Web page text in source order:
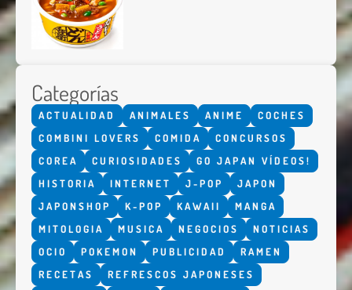
Categorías
ACTUALIDAD ANIMALES ANIME
COCHES
COMBINI LOVERS
COMIDA
CONCURSOS
COREA
CURIOSIDADES
GO JAPAN VÍDEOS!
HISTORIA
INTERNET J-POP
JAPON
JAPONSHOP
K-POP KAWAII
MANGA
MITOLOGIA
MUSICA NEGOCIOS
NOTICIAS
OCIO
POKEMON PUBLICIDAD
RAMEN
RECETAS
REFRESCOS JAPONESES